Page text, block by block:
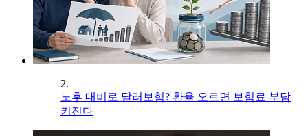
2.
노후 대비로 달러보험? 환율 오르면 보험료 부담
커진다